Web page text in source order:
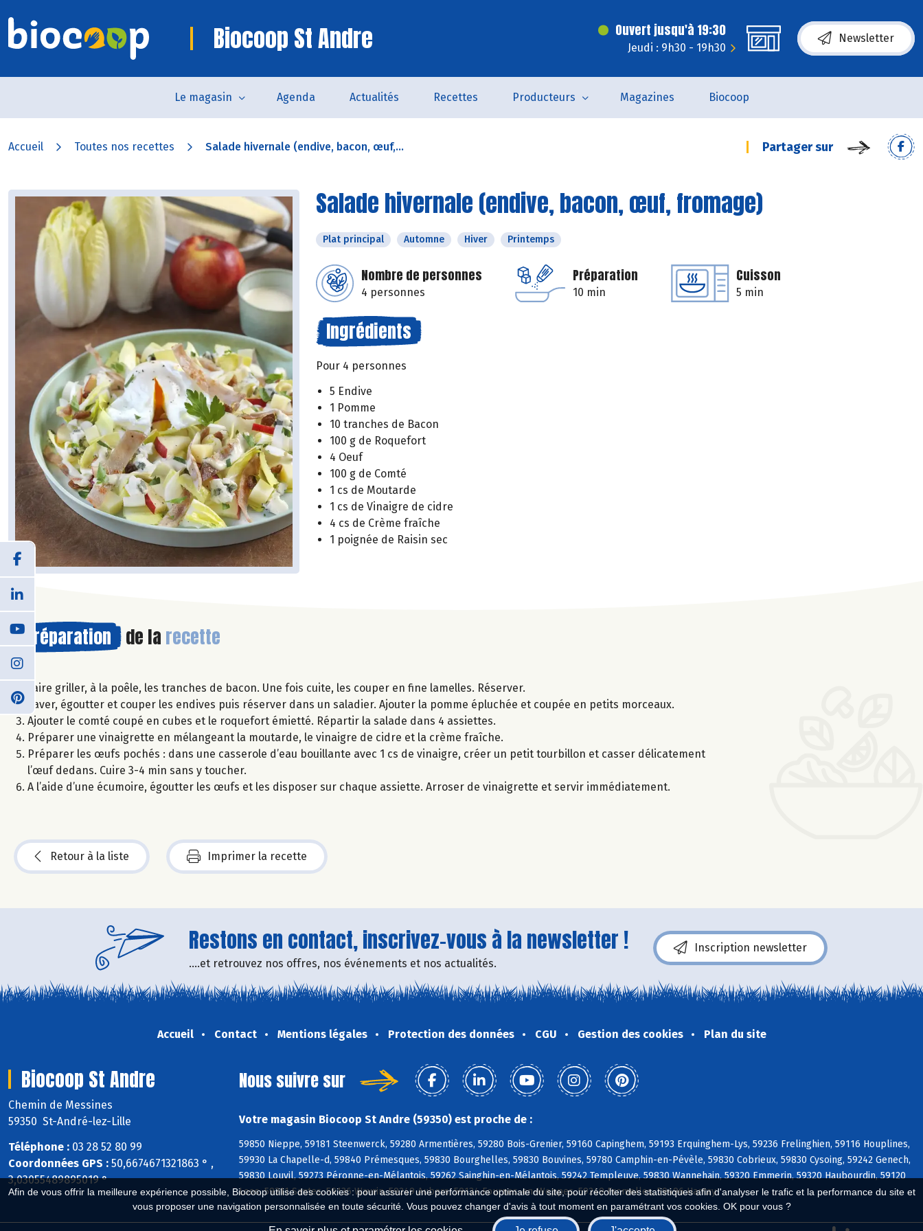
Afin de vous offrir la meilleure expérience possible, Biocoop utilise des cookies : pour assurer une performance optimale du site, pour récolter des statistiques afin d'analyser le trafic et la performance du site et
vous proposer une navigation personnalisée en toute sécurité. Vous pouvez changer d'avis à tout moment en paramétrant vos cookies. OK pour vous ?
Biocoop St Andre Ouvert jusqu'à 19:30
Jeudi : 9h30 - 19h30
Newsletter
Le magasin Agenda Actualités Recettes Producteurs Magazines Biocoop
Accueil Toutes nos recettes Salade hivernale (endive, bacon, œuf,... Partager sur
Salade hivernale (endive, bacon, œuf, fromage)
Plat principal Automne Hiver Printemps
Nombre de personnes
4 personnes
Préparation
10 min
Cuisson
5 min
Ingrédients
Pour 4 personnes
5 Endive
1 Pomme
10 tranches de Bacon
100 g de Roquefort
4 Oeuf
100 g de Comté
1 cs de Moutarde
1 cs de Vinaigre de cidre
4 cs de Crème fraîche
1 poignée de Raisin sec
Préparation de la recette
Faire griller, à la poêle, les tranches de bacon. Une fois cuite, les couper en fine lamelles. Réserver.
Laver, égoutter et couper les endives puis réserver dans un saladier. Ajouter la pomme épluchée et coupée en petits morceaux.
Ajouter le comté coupé en cubes et le roquefort émietté. Répartir la salade dans 4 assiettes.
Préparer une vinaigrette en mélangeant la moutarde, le vinaigre de cidre et la crème fraîche.
Préparer les œufs pochés : dans une casserole d’eau bouillante avec 1 cs de vinaigre, créer un petit tourbillon et casser délicatement
l’œuf dedans. Cuire 3-4 min sans y toucher.
A l’aide d’une écumoire, égoutter les œufs et les disposer sur chaque assiette. Arroser de vinaigrette et servir immédiatement.
Retour à la liste Imprimer la recette
Restons en contact, inscrivez-vous à la newsletter !
....et retrouvez nos offres, nos événements et nos actualités.
Inscription newsletter
Accueil Contact Mentions légales Protection des données CGU Gestion des cookies Plan du site
Biocoop St Andre
Chemin de Messines
59350 St-André-lez-Lille
Téléphone : 03 28 52 80 99
Coordonnées GPS : 50,6674671321863 ° ,
3,03055489895019 °
Nous suivre sur
Votre magasin Biocoop St Andre (59350) est proche de :
59850 Nieppe, 59181 Steenwerck, 59280 Armentières, 59280 Bois-Grenier, 59160 Capinghem, 59193 Erquinghem-Lys, 59236 Frelinghien, 59116 Houplines,
59930 La Chapelle-d, 59840 Prémesques, 59830 Bourghelles, 59830 Bouvines, 59780 Camphin-en-Pévèle, 59830 Cobrieux, 59830 Cysoing, 59242 Genech,
59830 Louvil, 59273 Péronne-en-Mélantois, 59262 Sainghin-en-Mélantois, 59242 Templeuve, 59830 Wannehain, 59320 Emmerin, 59320 Haubourdin, 59120
Loos, 59211 Santes, 59136 Wavrin, 59249 Aubers, 59134 Fournes-en-Weppes, 59249 Fromelles, 59496 Hantay